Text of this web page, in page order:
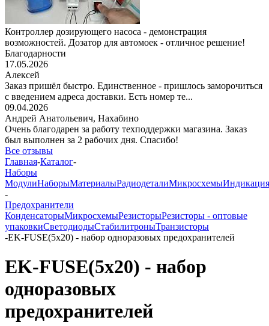
Контроллер дозирующего насоса - демонстрация
возможностей. Дозатор для автомоек - отличное решение!
Благодарности
17.05.2026
Алексей
Заказ пришёл быстро. Единственное - пришлось заморочиться
с введением адреса доставки. Есть номер те...
09.04.2026
Андрей Анатольевич, Нахабино
Очень благодарен за работу техподдержки магазина. Заказ
был выполнен за 2 рабочих дня. Спасибо!
Все отзывы
Главная-Каталог-
Наборы
МодулиНаборыМатериалыРадиодеталиМикросхемыИндикация
-
Предохранители
КонденсаторыМикросхемыРезисторыРезисторы - оптовые
упаковкиСветодиодыСтабилитроныТранзисторы
-EK-FUSE(5x20) - набор одноразовых предохранителей
EK-FUSE(5x20) - набор
одноразовых
предохранителей